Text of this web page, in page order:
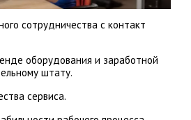
сотрудничества с контакт
оборудования и заработной
штату.
сервиса.